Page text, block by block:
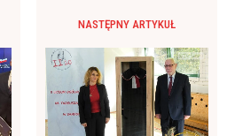
NASTĘPNY ARTYKUŁ